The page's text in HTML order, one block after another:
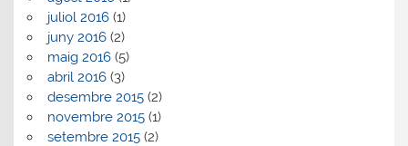
juliol 2016(1)
juny 2016(2)
maig 2016(5)
abril 2016(3)
desembre 2015(2)
novembre 2015(1)
setembre 2015(2)